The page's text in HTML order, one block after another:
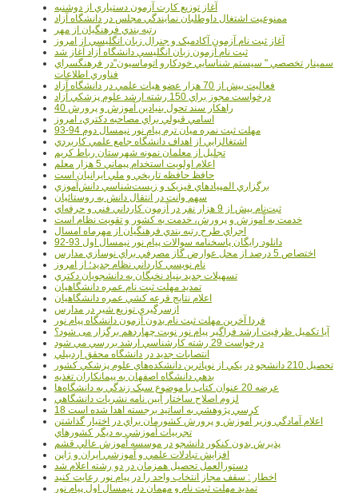
آغاز توزيع کارت آزمون دستياري از دوشنبه
ممنوعيت اشتغال داوطلبان نمايندگي مجلس در دانشگاه آزاد
رتبه بندي فرهنگيان از مهر
آغاز ثبت نام آزمون آکادميک و جنرال زبان انگليسي از امروز
ثبت نام آزمون زبان انگليسي دانشگاه آزاد آغاز شد
سمينار تخصصي " سيستم شناسايي خودکارو اتوماسيون"در فرهنگسراي
فناوري اطلاعات
فعاليت بيش از 70 هزار عضو هيات علمي در دانشگاه آزاد
درخواست مجوز براي 150 رشته ارشد علوم پزشکي آزاد
40 راهکار سند تحول بنيادين آموزش و پرورش
اسامي قبولي براي مصاحبه دکتري، امروز
مهلت ثبت نمره میان ترم پیام نور نیمسال دوم 94-93
اشتغالزايي از اهداف دانشگاه جامع علمي کاربردي
تجليل از معلمان نمونه شهرستان رباط کريم
اعلام اولويت استخدام پيماني 5 هزار معلم
حافظ حافظه تاريخي و ملي ايرانيان است
برگزاري المپيادهاي فيزيک و زيست‌شناسي دانش‌آموزي
سهم وانت در انتقال دانش به روستائيان
ثبت‌نام بيش از 9 هزار نفر در آزمون کارداني فني و حرفه‌اي
خدمت به آموزش و پرورش، خدمت به کشور و تقويت نظام است
اجراي طرح رتبه بندي فرهنگيان از مهرماه امسال
دانلود رایگان پاسخنامه سوالات پیام نور نیمسال اول 93-92
اختصاص 5 درصد از محل عوارض گاز مصرفي براي نوسازي مدارس
نام نويسي کارداني نظام جديد؛ از امروز
تسهيلات جديد بنياد نخبگان به دانشجويان دکتري
تمديد مهلت ثبت نام عمره دانشگاهيان
اعلام نتايج قرعه کشي عمره دانشگاهيان
ازسرگيري توزيع شير در مدارس
فردا آخرین مهلت ثبت نام بدون آزمون دانشگاه پیام نور
آیا تکمیل ظرفیت ارشد فراگیر پیام نور نوبت چهاردهم برگزار می شود؟
درخواست 29 رشته کارشناسي ارشد بررسي مي شود
انتصابات جديد در دانشگاه محقق اردبيلي
تحصيل 210 دانشجو در يکي از نوپاترين دانشکده‌هاي علوم پزشکي کشور
بدهي دانشگاه اصفهان به پيمانکاران تغذيه
عرضه 20 عنوان کتاب با موضوع سبک زندگي به دانشگاه‌ها
لزوم اصلاح ساختار آيين نامه نشريات دانشگاهي
18 کرسي پژوهشي به اساتيد برجسته اهدا شده است
اعلام آمادگي وزير آموزش و پرورش کشورمان براي در اختيار گذاشتن
تجربيات آموزشي به ديگر کشورهاي
پذيرش بدون کنکور دانشجو در موسسه آموزش عالي قشم
افزايش تبادلات علمي و آموزشي ايران و ژاپن
دستورالعمل تحصیل همزمان در دو رشته اعلام شد
اخطار : سقف مجاز انتخاب واحد را در پیام نور رعایت کنید
تمدید مهلت ثبت نام و مهمان در نیمسال اول پیام نور